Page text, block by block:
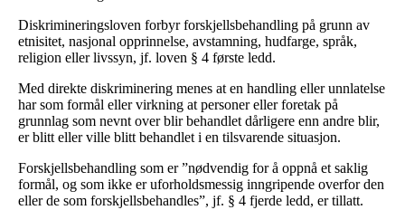
Diskrimineringsloven forbyr forskjellsbehandling på grunn av
etnisitet, nasjonal opprinnelse, avstamning, hudfarge, språk,
religion eller livssyn, jf. loven § 4 første ledd.
Med direkte diskriminering menes at en handling eller unnlatelse
har som formål eller virkning at personer eller foretak på
grunnlag som nevnt over blir behandlet dårligere enn andre blir,
er blitt eller ville blitt behandlet i en tilsvarende situasjon.
Forskjellsbehandling som er ”nødvendig for å oppnå et saklig
formål, og som ikke er uforholdsmessig inngripende overfor den
eller de som forskjellsbehandles”, jf. § 4 fjerde ledd, er tillatt.